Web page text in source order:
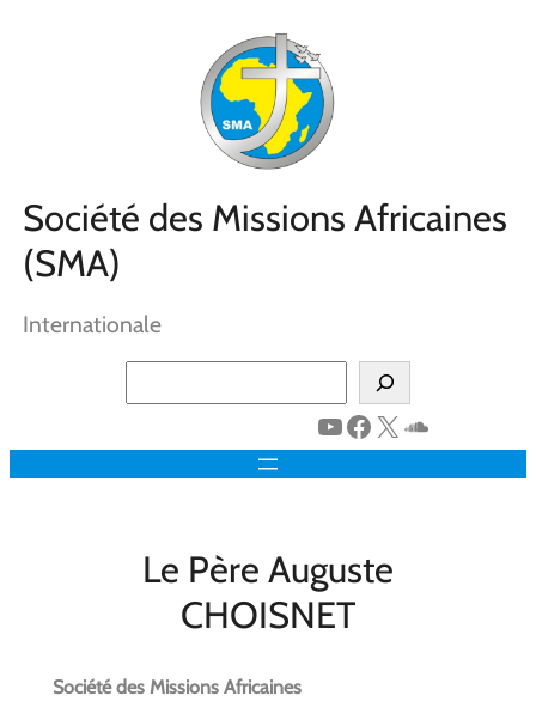
Société des Missions Africaines
(SMA)
Internationale
YouTube
Facebook
X
Le Père Auguste
CHOISNET
Société des Missions Africaines